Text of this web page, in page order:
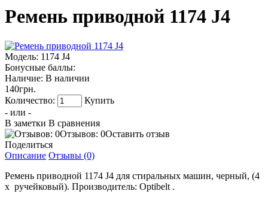
Ремень приводной 1174 J4
Модель: 1174 J4
Бонусные баллы:
Наличие: В наличии
140грн.
Количество:
Купить
- или -
В заметки В сравнения
Отзывов: 0Оставить отзыв
Поделиться
Описание Отзывы (0)
Ремень приводной 1174 J4 для стиральных машин, черный, (4
х ручейковый). Производитель: Optibelt .